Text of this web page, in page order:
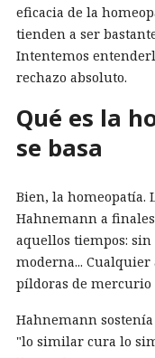
eficacia de la
tienden a ser
Intentemos
rechazo absoluto.
Qué es la
se basa
Bien, la homeopatía.
Hahnemann a
aquellos tiempos:
moderna...
píldoras de mercurio
Hahnemann
"lo similar cura lo